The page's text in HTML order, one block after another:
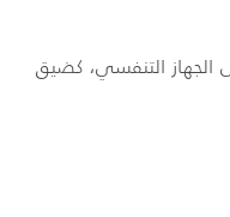
الجهاز التنفسي، كضيق